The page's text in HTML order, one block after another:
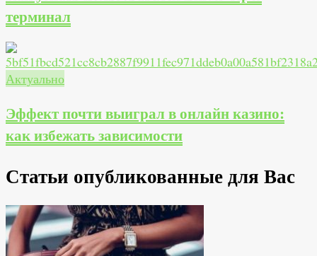
терминал
Актуально
Эффект почти выиграл в онлайн казино:
как избежать зависимости
Статьи опубликованные для Вас